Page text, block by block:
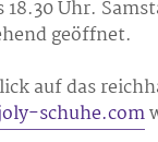
18.30 Uhr.
geöffnet.
auf das
schuhe.com